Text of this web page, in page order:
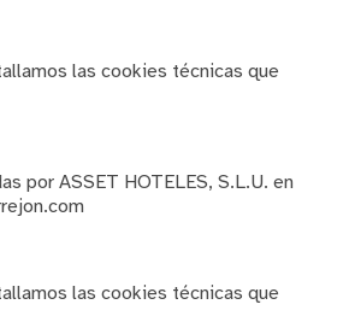
las cookies técnicas que
por ASSET HOTELES, S.L.U. en
las cookies técnicas que